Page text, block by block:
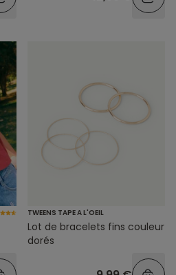
TWEENS TAPE A L'OEIL
Lot de bracelets fins couleur
dorés